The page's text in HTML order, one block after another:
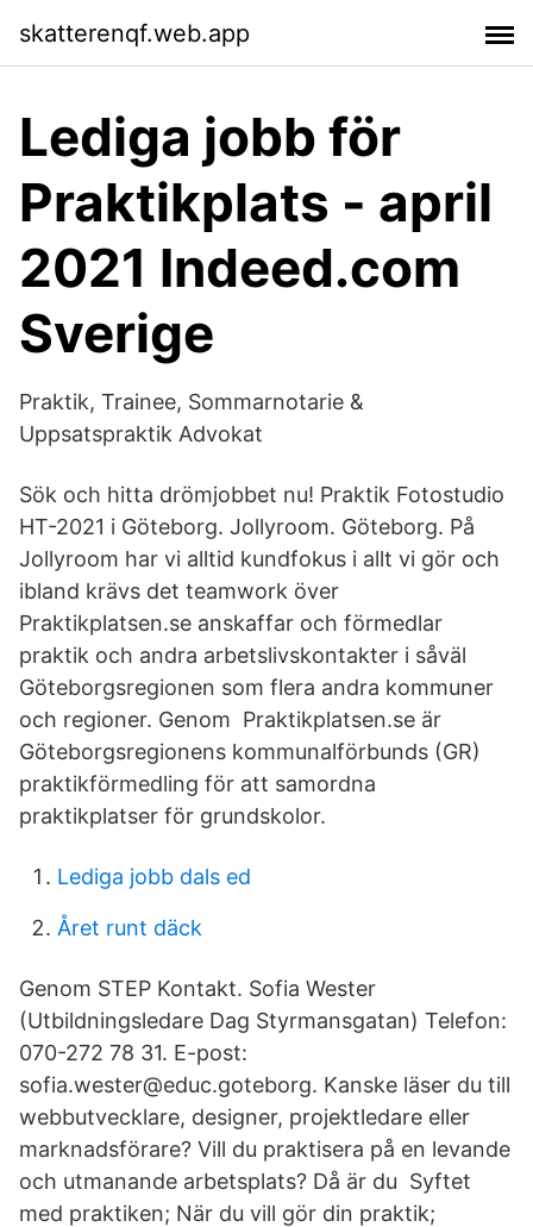
skatterenqf.web.app
Lediga jobb för
Praktikplats - april
2021 Indeed.com
Sverige
Praktik, Trainee, Sommarnotarie &
Uppsatspraktik Advokat
Sök och hitta drömjobbet nu! Praktik Fotostudio
HT-2021 i Göteborg. Jollyroom. Göteborg. På
Jollyroom har vi alltid kundfokus i allt vi gör och
ibland krävs det teamwork över
Praktikplatsen.se anskaffar och förmedlar
praktik och andra arbetslivskontakter i såväl
Göteborgsregionen som flera andra kommuner
och regioner. Genom Praktikplatsen.se är
Göteborgsregionens kommunalförbunds (GR)
praktikförmedling för att samordna
praktikplatser för grundskolor.
Lediga jobb dals ed
Året runt däck
Genom STEP Kontakt. Sofia Wester
(Utbildningsledare Dag Styrmansgatan) Telefon:
070-272 78 31. E-post:
sofia.wester@educ.goteborg. Kanske läser du till
webbutvecklare, designer, projektledare eller
marknadsförare? Vill du praktisera på en levande
och utmanande arbetsplats? Då är du Syftet
med praktiken; När du vill gör din praktik;